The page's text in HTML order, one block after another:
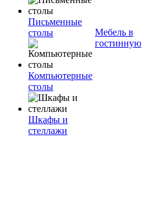
Письменные
столы
Компьютерные
столы
Шкафы и
стеллажи
Мебель в
гостинную